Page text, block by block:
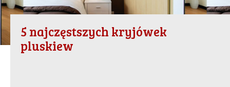
5 najczęstszych kryjówek
pluskiew